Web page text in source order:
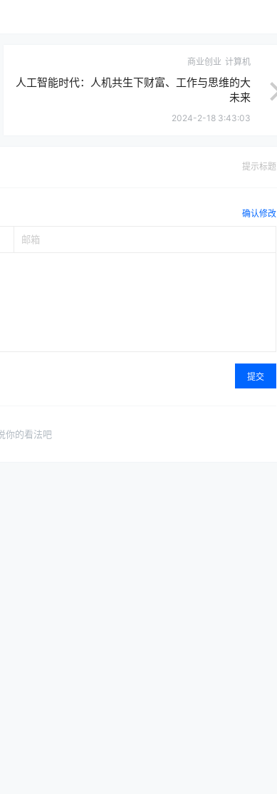
商业创业 计算机
人工智能时代：人机共生下财富、工作与思维的大
未来
2024-2-18 3:43:03
提示标题
确认修改
提交
你的看法吧